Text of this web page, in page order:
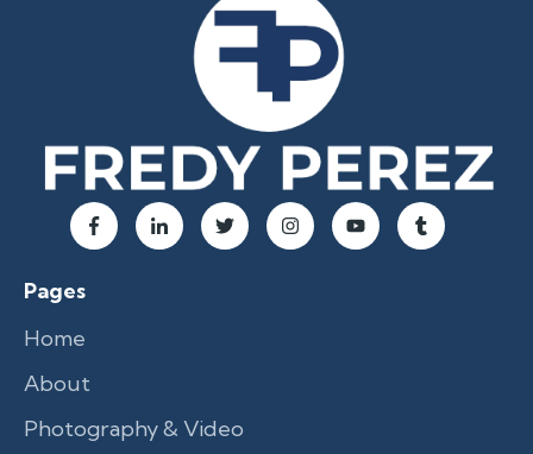
Pages
Home
About
Photography & Video